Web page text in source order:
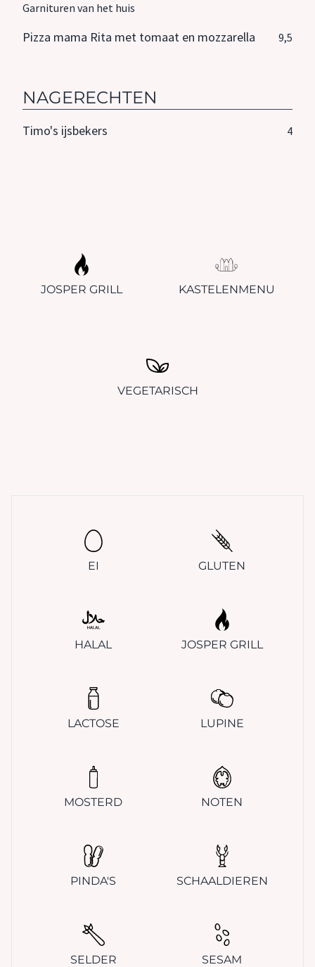
Garnituren van het huis
Pizza mama Rita met tomaat en mozzarella 9,5
NAGERECHTEN
Timo's ijsbekers 4
JOSPER GRILL KASTELENMENU
VEGETARISCH
EI GLUTEN
HALAL JOSPER GRILL
LACTOSE LUPINE
MOSTERD NOTEN
PINDA'S SCHAALDIEREN
SELDER SESAM